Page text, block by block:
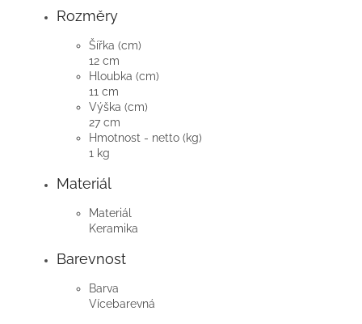
Rozměry
Šířka (cm)
12 cm
Hloubka (cm)
11 cm
Výška (cm)
27 cm
Hmotnost - netto (kg)
1 kg
Materiál
Materiál
Keramika
Barevnost
Barva
Vícebarevná